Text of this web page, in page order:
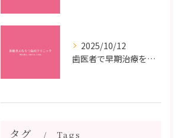
2025/10/12
歯医者で早期治療を受けるメリットと虫歯悪化を防ぐ最短ステップ
タグ Tags